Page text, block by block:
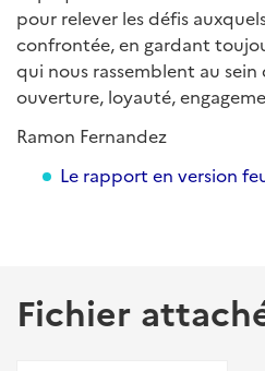
pour relever les défis
confrontée, en gardant
qui nous rassemblent au
ouverture, loyauté,
Ramon Fernandez
Le rapport en version
Fichier